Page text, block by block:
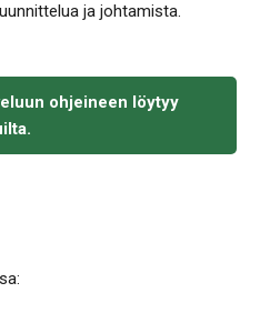
ja johtamista.
ohjeineen löytyy